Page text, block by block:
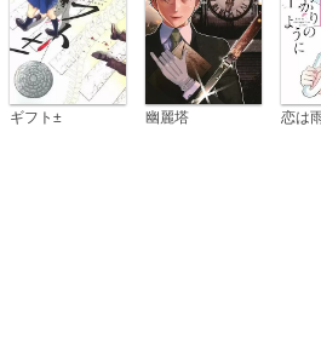
ギフト± 幽麗塔